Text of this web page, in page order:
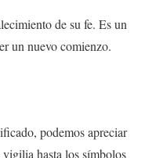
de su fe. Es un
un nuevo comienzo.
podemos apreciar
vigilia hasta los símbolos